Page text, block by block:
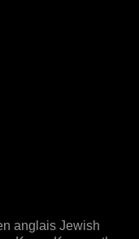
anglais Jewish